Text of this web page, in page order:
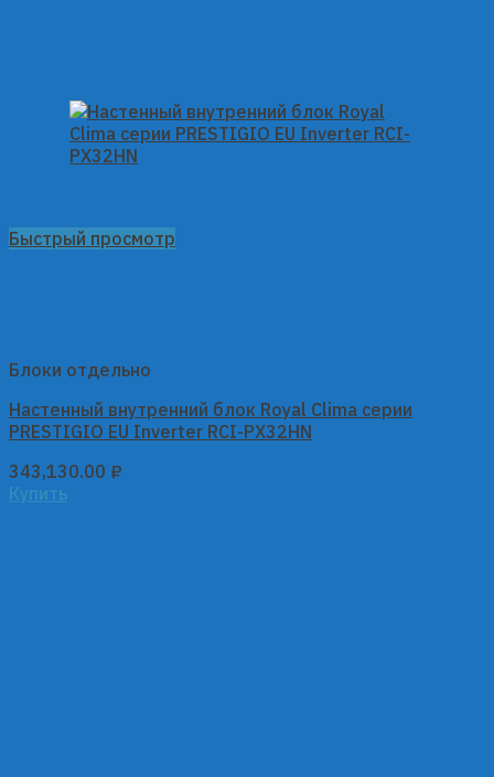
Быстрый просмотр
Блоки отдельно
Настенный внутренний блок Royal Clima серии
PRESTIGIO EU Inverter RCI-PX32HN
343,130.00 ₽
Купить